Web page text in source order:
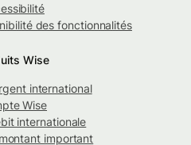
des fonctionnalités
Wise
international
Wise
internationale
important